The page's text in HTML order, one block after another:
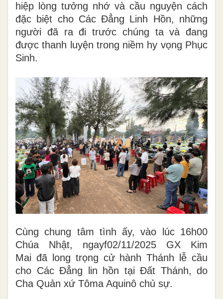
hiệp lòng tưởng nhớ và cầu nguyện cách
đặc biệt cho Các Đẳng Linh Hồn, những
người đã ra đi trước chúng ta và đang
được thanh luyện trong niềm hy vọng Phục
Sinh.
Cùng chung tâm tình ấy, vào lúc 16h00
Chúa Nhật, ngayf02/11/2025 GX Kim
Mai đã long trọng cử hành Thánh lễ cầu
cho Các Đẳng lin hồn tại Đất Thánh, do
Cha Quản xứ Tôma Aquinô chủ sự.